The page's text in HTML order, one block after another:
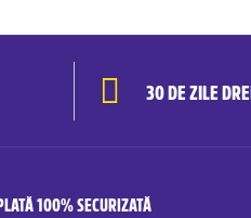
30 DE ZILE
100% SECURIZATĂ